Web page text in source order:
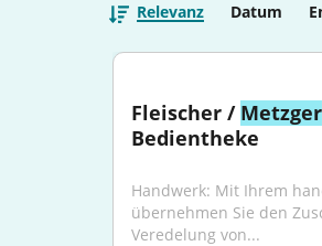
Relevanz Datum
Fleischer / Metzger
Bedientheke
Handwerk: Mit Ihrem
übernehmen Sie den
Veredelung von...